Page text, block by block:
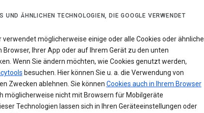
UND ÄHNLICHEN TECHNOLOGIEN, DIE GOOGLE VERWENDET
verwendet möglicherweise einige oder alle Cookies oder ähnliche
Browser, Ihrer App oder auf Ihrem Gerät zu den unten
Wenn Sie ändern möchten, wie Cookies genutzt werden,
besuchen. Hier können Sie u. a. die Verwendung von
Zwecken ablehnen. Sie können Cookies auch in Ihrem Browser
möglicherweise nicht mit Browsern für Mobilgeräte
Technologien lassen sich in Ihren Geräteeinstellungen oder